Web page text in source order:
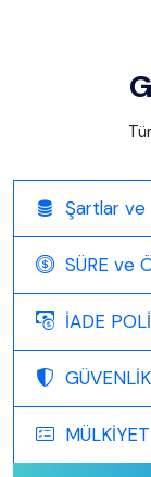
Şartlar ve
SÜRE ve
İADE
GÜVENLİK